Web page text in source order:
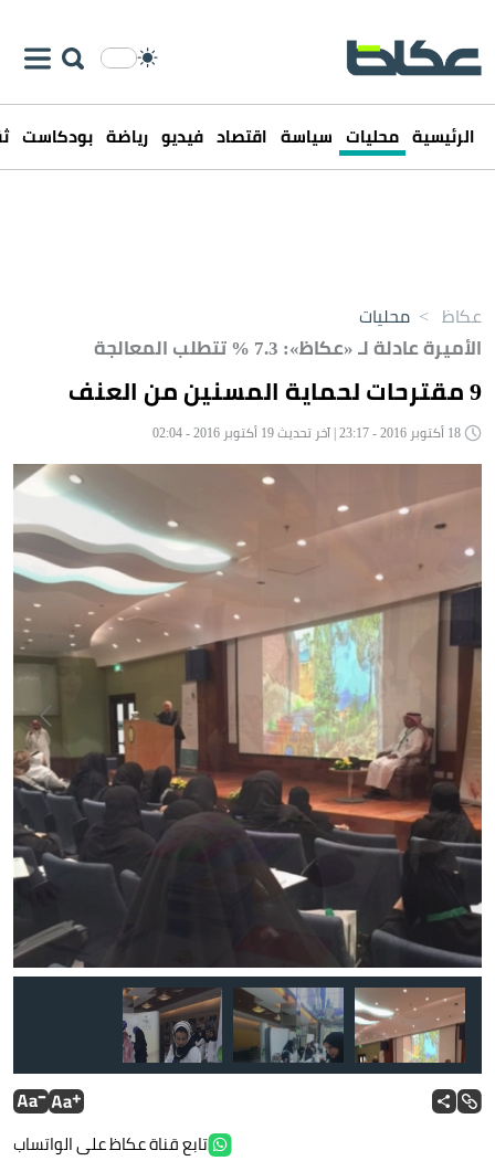
الرئيسية محليات سياسة اقتصاد فيديو رياضة بودكاست
عكاظ > محليات
الأميرة عادلة لـ «عكاظ»: 7.3 % تتطلب المعالجة
9 مقترحات لحماية المسنين من العنف
مشاركة في اللقاء تطلع على بروشور توعوي.
تابع قناة عكاظ على الواتساب